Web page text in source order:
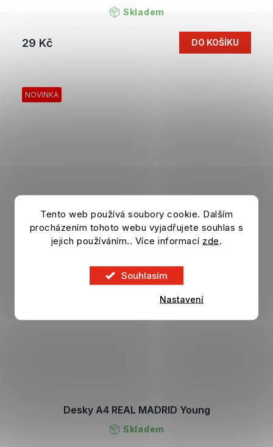
Tento web používá soubory cookie. Dalším
procházením tohoto webu vyjadřujete souhlas s
jejich používáním.. Více informací zde.
Souhlasím
Nastavení
Skladem
29 Kč DO KOŠÍKU
NOVINKA
Desky A4 REAL MADRID Young
Skladem